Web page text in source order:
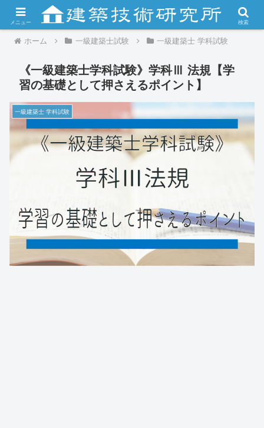
ホーム 一級建築士試験 一級建築士 学科試験
《一級建築士学科試験》学科Ⅲ 法規【学
習の基礎として押さえるポイント】
一級建築士 学科試験
メニュー 検索